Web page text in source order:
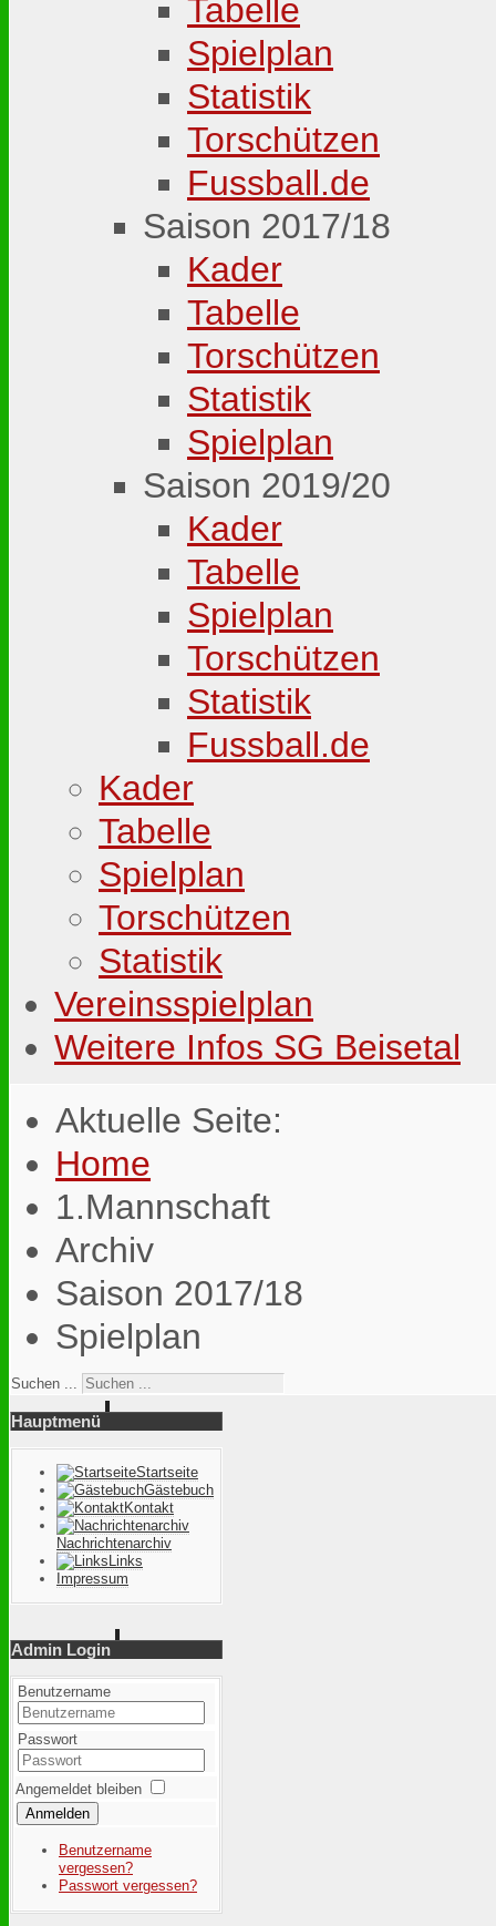
Tabelle
Spielplan
Statistik
Torschützen
Fussball.de
Saison 2017/18
Kader
Tabelle
Torschützen
Statistik
Spielplan
Saison 2019/20
Kader
Tabelle
Spielplan
Torschützen
Statistik
Fussball.de
Kader
Tabelle
Spielplan
Torschützen
Statistik
Vereinsspielplan
Weitere Infos SG Beisetal
Aktuelle Seite:
Home
1.Mannschaft
Archiv
Saison 2017/18
Spielplan
Suchen ...
Hauptmenü
Startseite
Gästebuch
Kontakt
Nachrichtenarchiv
Links
Impressum
Admin Login
Benutzername
Passwort
Angemeldet bleiben
Anmelden
Benutzername
vergessen?
Passwort vergessen?